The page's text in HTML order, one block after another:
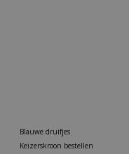
Blauwe druifjes
Keizerskroon bestellen